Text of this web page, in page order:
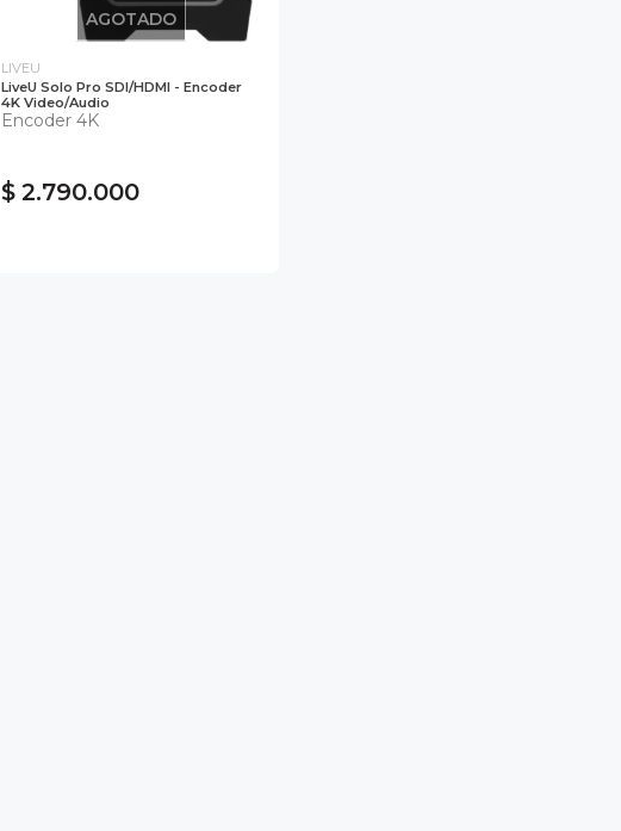
AGOTADO
LIVEU
LiveU Solo Pro SDI/HDMI - Encoder
4K Video/Audio
Encoder 4K
$ 2.790.000